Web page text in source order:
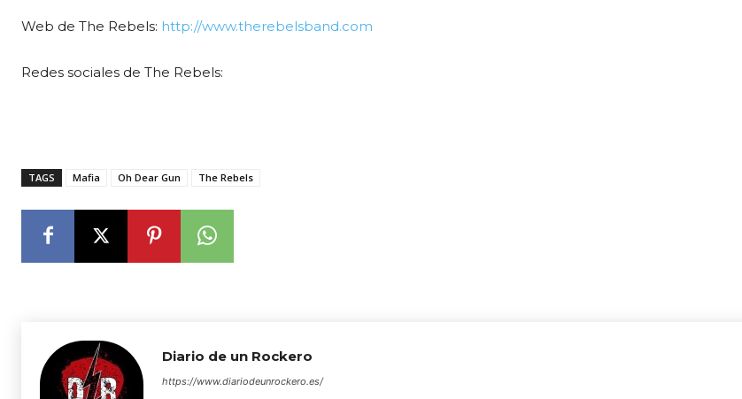
Web de The Rebels: http://www.therebelsband.com
Redes sociales de The Rebels:
TAGS Mafia Oh Dear Gun The Rebels
Diario de un Rockero
https://www.diariodeunrockero.es/